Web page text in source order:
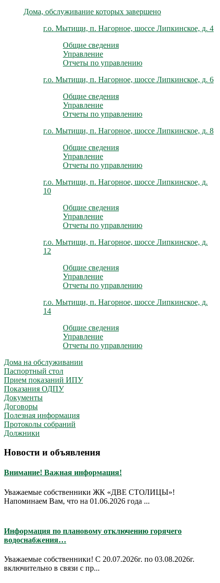
Дома, обслуживание которых завершено
г.о. Мытищи, п. Нагорное, шоссе Липкинское, д. 4
Общие сведения
Управление
Отчеты по управлению
г.о. Мытищи, п. Нагорное, шоссе Липкинское, д. 6
Общие сведения
Управление
Отчеты по управлению
г.о. Мытищи, п. Нагорное, шоссе Липкинское, д. 8
Общие сведения
Управление
Отчеты по управлению
г.о. Мытищи, п. Нагорное, шоссе Липкинское, д.
10
Общие сведения
Управление
Отчеты по управлению
г.о. Мытищи, п. Нагорное, шоссе Липкинское, д.
12
Общие сведения
Управление
Отчеты по управлению
г.о. Мытищи, п. Нагорное, шоссе Липкинское, д.
14
Общие сведения
Управление
Отчеты по управлению
Дома на обслуживании
Паспортный стол
Прием показаний ИПУ
Показания ОДПУ
Документы
Договоры
Полезная информация
Протоколы собраний
Должники
Новости и объявления
Внимание! Важная информация!
Уважаемые собственники ЖК «ДВЕ СТОЛИЦЫ»!
Напоминаем Вам, что на 01.06.2026 года ...
Информация по плановому отключению горячего
водоснабжения…
Уважаемые собственники! С 20.07.2026г. по 03.08.2026г.
включительно в связи с пр...